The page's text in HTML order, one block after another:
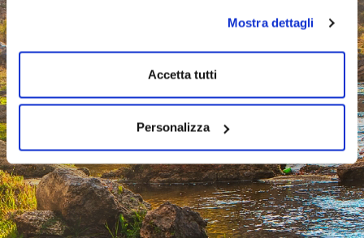
Mostra dettagli
Accetta tutti
Personalizza